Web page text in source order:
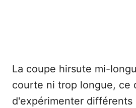
La coupe hirsute mi-
courte ni trop longue, ce
d'expérimenter différents